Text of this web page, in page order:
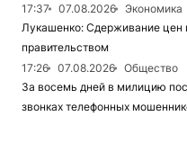
17:37
07.08.2026
Экономика
Лукашенко: Сдерживание цен
правительством
17:26
07.08.2026
Общество
За восемь дней в милицию
звонках телефонных